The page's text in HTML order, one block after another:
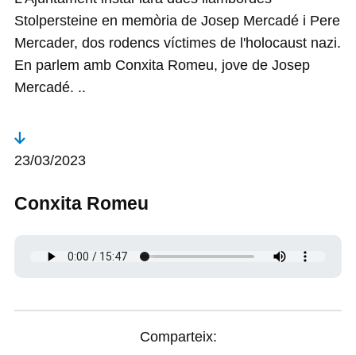
Stolpersteine en memòria de Josep Mercadé i Pere
Mercader, dos rodencs víctimes de l'holocaust nazi.
En parlem amb Conxita Romeu, jove de Josep
Mercadé. ..
23/03/2023
Conxita Romeu
Comparteix: